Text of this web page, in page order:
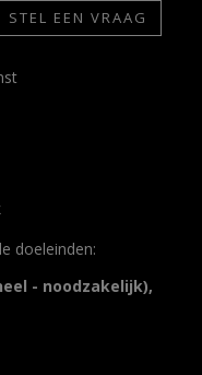
STEL EEN VRAAG
doeleinden:
- noodzakelijk),